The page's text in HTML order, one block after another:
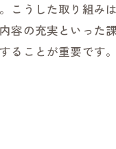
こうした取り組み
容の充実といった
ことが重要です